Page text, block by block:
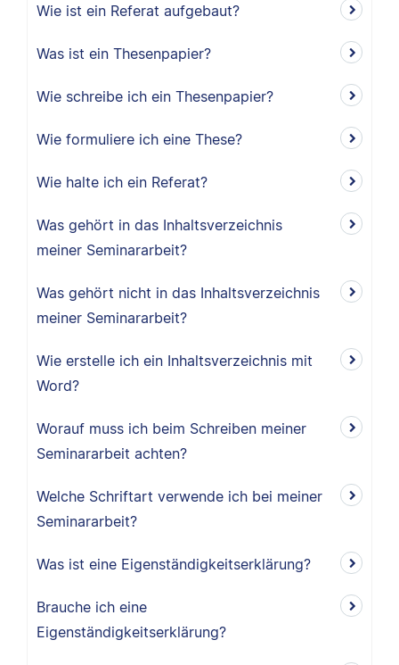
Wie ist ein Referat aufgebaut?
Was ist ein Thesenpapier?
Wie schreibe ich ein Thesenpapier?
Wie formuliere ich eine These?
Wie halte ich ein Referat?
Was gehört in das Inhaltsverzeichnis
meiner Seminararbeit?
Was gehört nicht in das Inhaltsverzeichnis
meiner Seminararbeit?
Wie erstelle ich ein Inhaltsverzeichnis mit
Word?
Worauf muss ich beim Schreiben meiner
Seminararbeit achten?
Welche Schriftart verwende ich bei meiner
Seminararbeit?
Was ist eine Eigenständigkeitserklärung?
Brauche ich eine
Eigenständigkeitserklärung?